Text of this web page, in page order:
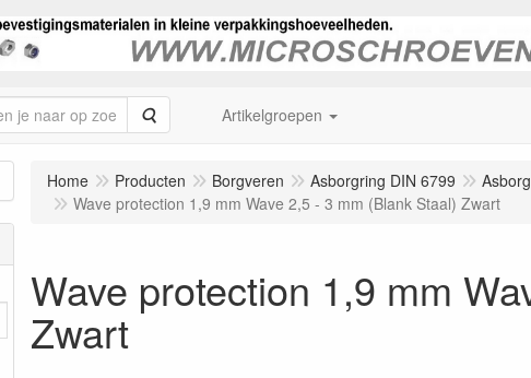
Zoeken Artikelgroepen
Home Producten Borgveren Asborgring DIN 6799
Wave protection 1,9 mm Wave 2,5 - 3 mm (Blank Staal) Zwart
Wave protection 1,9 mm
Zwart